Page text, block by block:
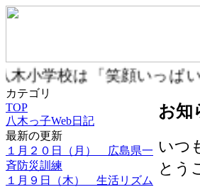
八木小学校は「笑顔いっ
カテゴリ
TOP
八木っ子Web日記
最新の更新
１月２０日（月） 広島県一
斉防災訓練
１月９日（木） 生活リズム
お知
いつ
とう